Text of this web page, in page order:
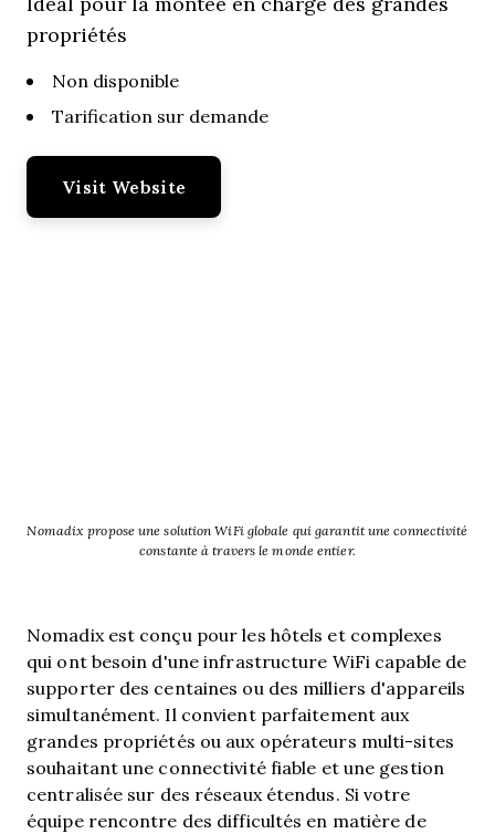
propriétés
Non disponible
Tarification sur demande
Visit Website
Nomadix propose une solution WiFi globale qui garantit une connectivité
constante à travers le monde entier.
Nomadix est conçu pour les hôtels et complexes
qui ont besoin d'une infrastructure WiFi capable de
supporter des centaines ou des milliers d'appareils
simultanément. Il convient parfaitement aux
grandes propriétés ou aux opérateurs multi-sites
souhaitant une connectivité fiable et une gestion
centralisée sur des réseaux étendus. Si votre
équipe rencontre des difficultés en matière de